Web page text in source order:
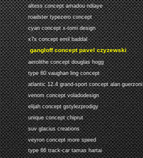
altess concept amadou ndiaye
roadster typezero concept
cyan concept x-tomi design
x7s concept emil baddal
gangloff concept pavel czyzewski
aerolithe concept douglas hogg
type 60 vaughan ling concept
atlantic 12.4 grand-sport concept alan guerzoni
venom concept voladodesign
elijah concept gstylezprodigy
unique concept chiprut
suv glacius creations
veyron concept more speed
type 66 track-car tamas hartai